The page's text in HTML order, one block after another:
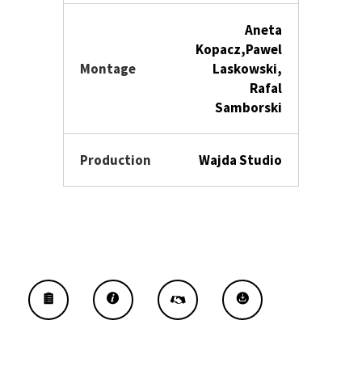
Montage
Aneta
Kopacz,Pawel
Laskowski,
Rafal
Samborski
Production Wajda Studio